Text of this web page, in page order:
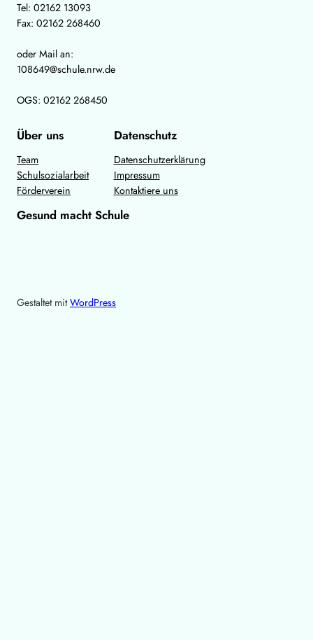
Tel: 02162 13093
Fax: 02162 268460
oder Mail an:
108649@schule.nrw.de
OGS: 02162 268450
Über uns
Team
Schulsozialarbeit
Förderverein
Datenschutz
Datenschutzerklärung
Impressum
Kontaktiere uns
Gesund macht Schule
Gestaltet mitWordPress